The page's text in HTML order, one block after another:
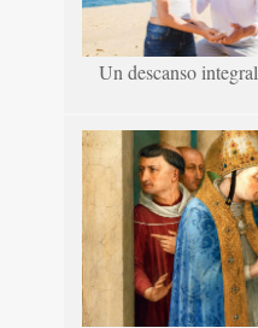
Un descanso integral